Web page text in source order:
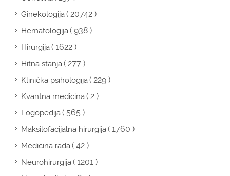
Ginekologija( 20742 )
Hematologija( 938 )
Hirurgija( 1622 )
Hitna stanja( 277 )
Klinička psihologija( 229 )
Kvantna medicina( 2 )
Logopedija( 565 )
Maksilofacijalna hirurgija( 1760 )
Medicina rada( 42 )
Neurohirurgija( 1201 )